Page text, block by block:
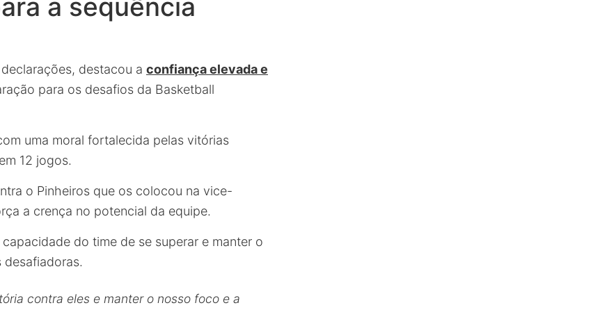
a sequência
destacou a confiança elevada e
para os desafios da Basketball
uma moral fortalecida pelas vitórias
12 jogos.
o Pinheiros que os colocou na vice-
a crença no potencial da equipe.
do time de se superar e manter o
contra eles e manter o nosso foco e a